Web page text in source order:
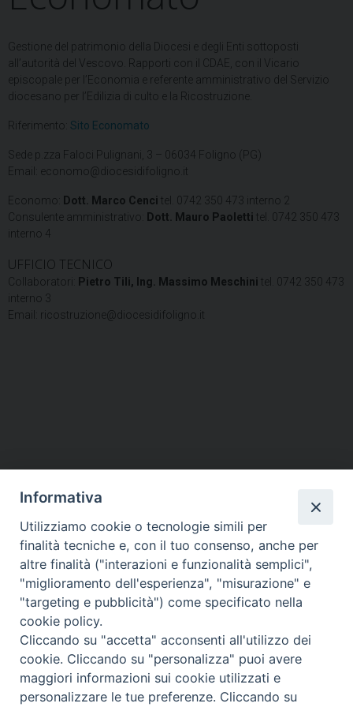
Gestione del patrimonio della Diocesi e degli Enti sottoposti
all’autorità del Vescovo. Rapporti con il CDAE, con il Vicario
episcopale per l’Economia e referente amministrativo del Servizio
diocesano per l’Edilizia di culto e la Ricostruzione.
Riferimento: Sito Economato
Sede p.zza Faloci Pulignani, 3 – 06034 Foligno (PG)
Email: economo@diocesidifoligno.it
Economo: Dott. Marco Cenci tel. 0742 350 473 interno 2
Consulente amministrativo:
Dott. Mauro Paoletti tel. 0742 350 473
interno 4
UFFICIO TECNICO
Collaboratori: Pietro Tili, Ing. Massimo Meschini tel. 0742 350 473
interno 3
Email: ricostruzione@diocesidifoligno.it
HOME VESCOVO ORARI MESSE
CURIA VESCOVILE
TUTELA MINORI
UFFICI PASTORALI PERSONE
VITA CONSACRATA
DOCUMENTI
CONTATTI
Copyright © 2018 Diocesi di Foligno /Curia . Piazza Mons. Faloci 3 - 06034
tel. 0742 350473 fax 0742 349021 email: info@diocesidifoligno.it . pec:
diocesidifoligno@pec.it
Informativa
Utilizziamo cookie o tecnologie simili per
finalità tecniche e, con il tuo consenso, anche per
altre finalità ("interazioni e funzionalità semplici",
"miglioramento dell'esperienza", "misurazione" e
"targeting e pubblicità") come specificato nella
cookie policy.
Cliccando su "accetta" acconsenti all'utilizzo dei
cookie. Cliccando su "personalizza" puoi avere
maggiori informazioni sui cookie utilizzati e
personalizzare le tue preferenze. Cliccando su